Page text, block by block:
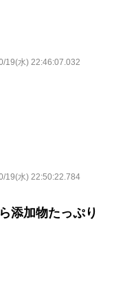
19(水) 22:46:07.032
19(水) 22:50:22.784
添加物たっぷり